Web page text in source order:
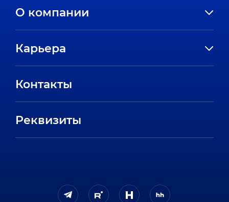
О компании
Направления
Карьера
Контакты
Реквизиты